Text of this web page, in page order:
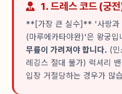
1. 드레스 코드 (궁
**[가장 큰 실수]** '사랑과
(마루에카타야완)'은 왕궁입
무릎이 가려져야 합니다. (민
레깅스 절대 불가) 럭셔리
입장 거절당하는 경우가 많